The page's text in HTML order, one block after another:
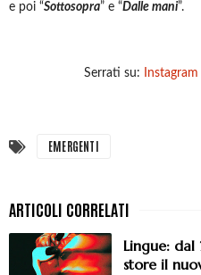
e poi “Sottosopra” e “Dalle mani”.
Serrati su: Instagram
EMERGENTI
Lingue:
store il